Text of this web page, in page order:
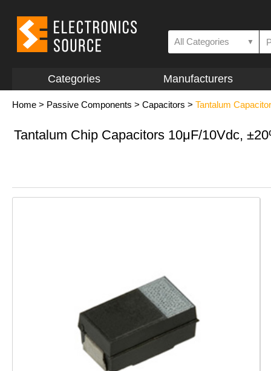
All Categories ▼
Categories Manufacturers
Home > Passive Components > Capacitors > Tantalum
Tantalum Chip Capacitors 10μF/10Vdc,